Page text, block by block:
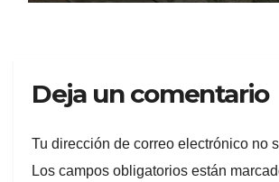
Deja un comentario
Tu dirección de correo electrónico no
Los campos obligatorios están